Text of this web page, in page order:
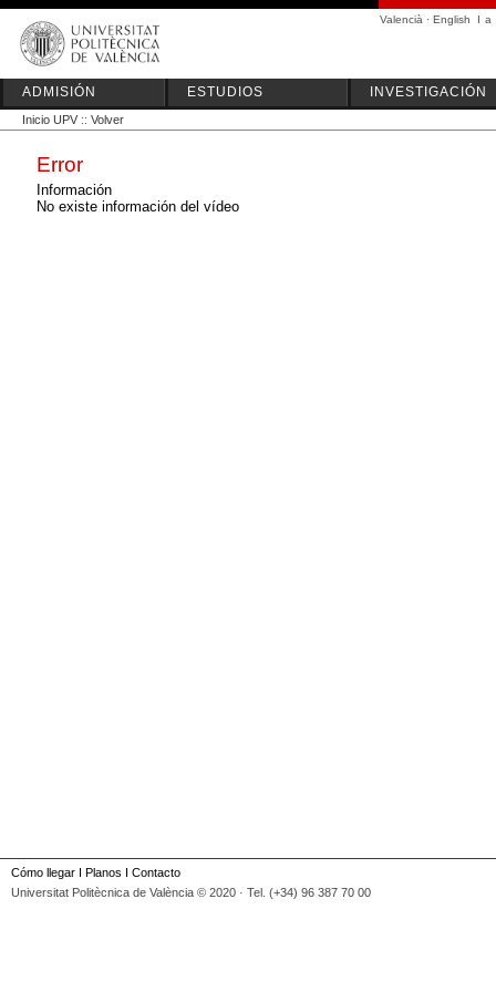
Valencià · English I a
ADMISIÓN ESTUDIOS INVESTIGACIÓN
Inicio UPV :: Volver
Error
Información
No existe información del vídeo
Cómo llegar I Planos I Contacto
Universitat Politècnica de València © 2020 · Tel. (+34) 96 387 70 00